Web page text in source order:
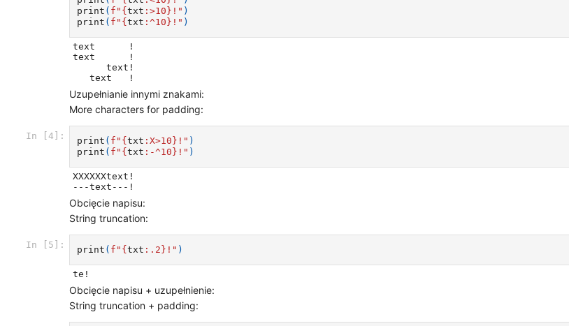
print ( f " {txt :>10 } !" )
print ( f " {txt :^10 } !" )
text      !
text      !
Uzupełnianie innymi znakami:
More characters for padding:
In [4]: print ( f " {txt :X>10 } !" )
print ( f " {txt : -^10 } !" )
XXXXXXtext!
Obcięcie napisu:
String truncation:
In [5]: print ( f " {txt : .2 } !" )
Obcięcie napisu + uzupełnienie:
String truncation + padding: